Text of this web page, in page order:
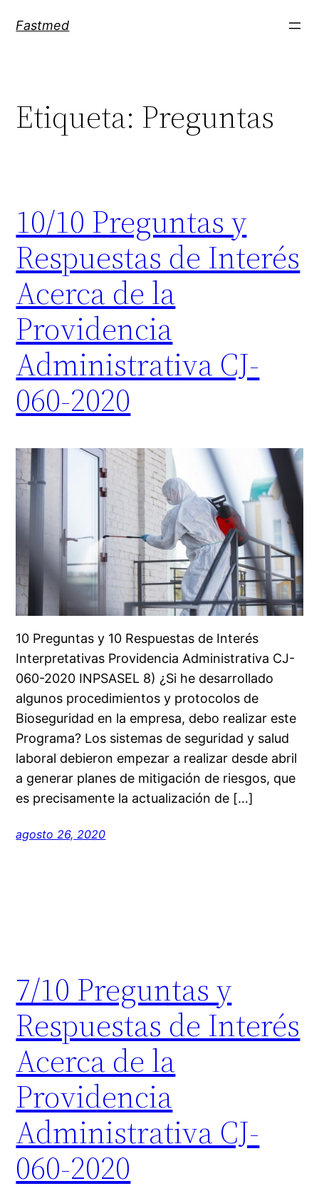
Fastmed
Etiqueta: Preguntas
10/10 Preguntas y
Respuestas de Interés
Acerca de la
Providencia
Administrativa CJ-
060-2020
10 Preguntas y 10 Respuestas de Interés
Interpretativas Providencia Administrativa CJ-
060-2020 INPSASEL 8) ¿Si he desarrollado
algunos procedimientos y protocolos de
Bioseguridad en la empresa, debo realizar este
Programa? Los sistemas de seguridad y salud
laboral debieron empezar a realizar desde abril
a generar planes de mitigación de riesgos, que
es precisamente la actualización de […]
agosto 26, 2020
7/10 Preguntas y
Respuestas de Interés
Acerca de la
Providencia
Administrativa CJ-
060-2020